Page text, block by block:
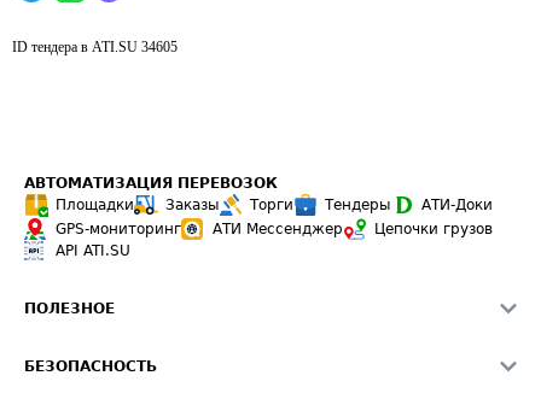
ID тендера в ATI.SU 34605
АВТОМАТИЗАЦИЯ ПЕРЕВОЗОК
Площадки
Заказы Торги Тендеры
АТИ-Доки
GPS-мониторинг
АТИ Мессенджер
Цепочки грузов
API ATI.SU
ПОЛЕЗНОЕ
БЕЗОПАСНОСТЬ